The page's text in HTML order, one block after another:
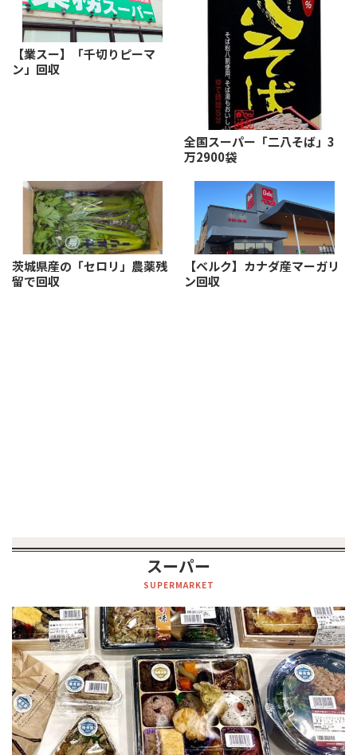
【業スー】「千切りピーマ
ン」回収
全国スーパー「二八そば」3
万2900袋
茨城県産の「セロリ」農薬残
留で回収
【ベルク】カナダ産マーガリ
ン回収
スーパー
SUPERMARKET